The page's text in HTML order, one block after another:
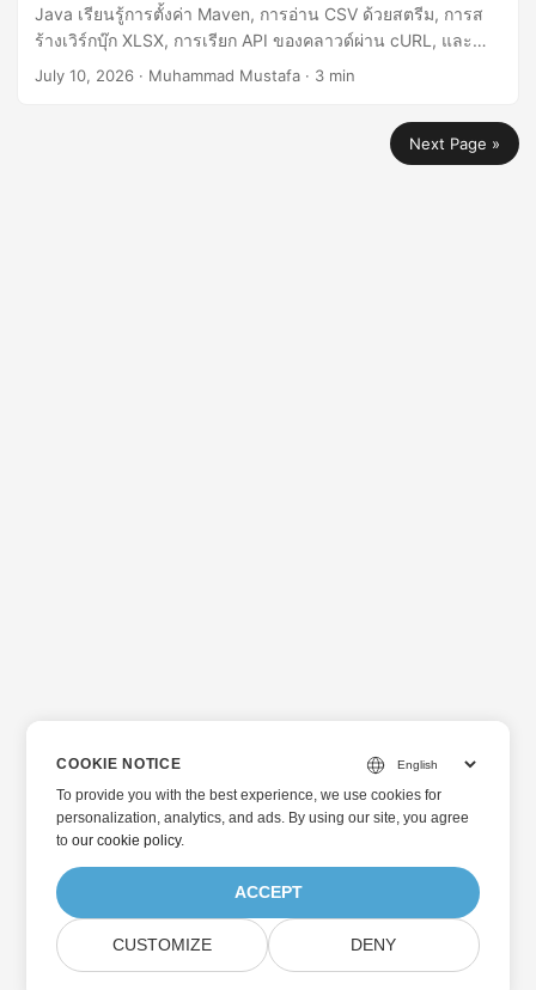
Java เรียนรู้การตั้งค่า Maven, การอ่าน CSV ด้วยสตรีม, การส
ร้างเวิร์กบุ๊ก XLSX, การเรียก API ของคลาวด์ผ่าน cURL, และ
เคล็ดลับการเพิ่มประสิทธิภาพสำหรับไฟล์ขนาดใหญ่.
July 10, 2026 · Muhammad Mustafa · 3 min
Next Page »
COOKIE NOTICE
To provide you with the best experience, we use cookies for
personalization, analytics, and ads. By using our site, you agree
toour cookie policy.
ACCEPT
CUSTOMIZE DENY